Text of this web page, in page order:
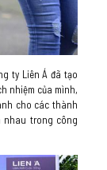
ty Liên Á đã tạo
nhiệm của mình,
cho các thành
nhau trong công